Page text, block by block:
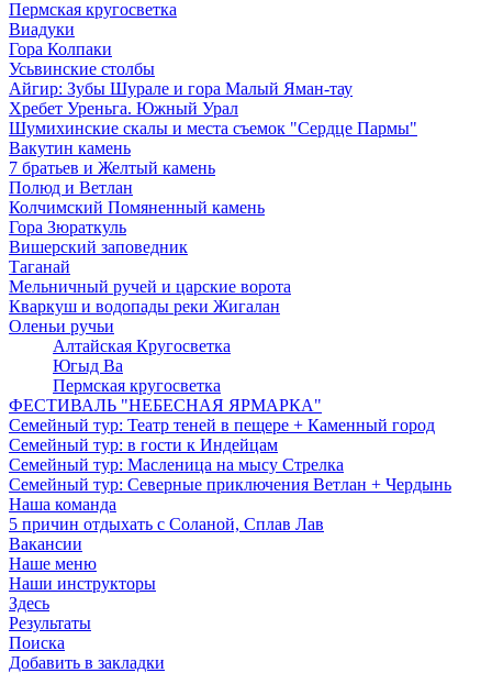
Пермская кругосветка
Виадуки
Гора Колпаки
Усьвинские столбы
Айгир: Зубы Шурале и гора Малый Яман-тау
Хребет Уреньга. Южный Урал
Шумихинские скалы и места съемок "Сердце Пармы"
Вакутин камень
7 братьев и Желтый камень
Полюд и Ветлан
Колчимский Помяненный камень
Гора Зюраткуль
Вишерский заповедник
Таганай
Мельничный ручей и царские ворота
Кваркуш и водопады реки Жигалан
Оленьи ручьи
Алтайская Кругосветка
Югыд Ва
Пермская кругосветка
ФЕСТИВАЛЬ "НЕБЕСНАЯ ЯРМАРКА"
Семейный тур: Театр теней в пещере + Каменный город
Семейный тур: в гости к Индейцам
Семейный тур: Масленица на мысу Стрелка
Семейный тур: Северные приключения Ветлан + Чердынь
Наша команда
5 причин отдыхать с Соланой, Сплав Лав
Вакансии
Наше меню
Наши инструкторы
Здесь
Результаты
Поиска
Добавить в закладки